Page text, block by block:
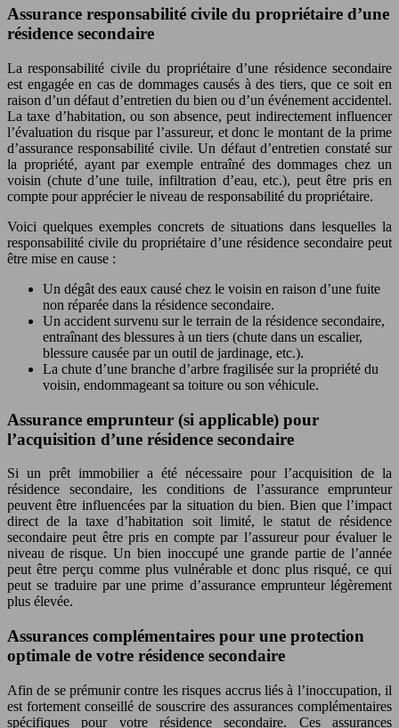
Assurance responsabilité civile du propriétaire d’une
résidence secondaire
La responsabilité civile du propriétaire d’une résidence secondaire
est engagée en cas de dommages causés à des tiers, que ce soit en
raison d’un défaut d’entretien du bien ou d’un événement accidentel.
La taxe d’habitation, ou son absence, peut indirectement influencer
l’évaluation du risque par l’assureur, et donc le montant de la prime
d’assurance responsabilité civile. Un défaut d’entretien constaté sur
la propriété, ayant par exemple entraîné des dommages chez un
voisin (chute d’une tuile, infiltration d’eau, etc.), peut être pris en
compte pour apprécier le niveau de responsabilité du propriétaire.
Voici quelques exemples concrets de situations dans lesquelles la
responsabilité civile du propriétaire d’une résidence secondaire peut
être mise en cause :
Un dégât des eaux causé chez le voisin en raison d’une fuite
non réparée dans la résidence secondaire.
Un accident survenu sur le terrain de la résidence secondaire,
entraînant des blessures à un tiers (chute dans un escalier,
blessure causée par un outil de jardinage, etc.).
La chute d’une branche d’arbre fragilisée sur la propriété du
voisin, endommageant sa toiture ou son véhicule.
Assurance emprunteur (si applicable) pour
l’acquisition d’une résidence secondaire
Si un prêt immobilier a été nécessaire pour l’acquisition de la
résidence secondaire, les conditions de l’assurance emprunteur
peuvent être influencées par la situation du bien. Bien que l’impact
direct de la taxe d’habitation soit limité, le statut de résidence
secondaire peut être pris en compte par l’assureur pour évaluer le
niveau de risque. Un bien inoccupé une grande partie de l’année
peut être perçu comme plus vulnérable et donc plus risqué, ce qui
peut se traduire par une prime d’assurance emprunteur légèrement
plus élevée.
Assurances complémentaires pour une protection
optimale de votre résidence secondaire
Afin de se prémunir contre les risques accrus liés à l’inoccupation, il
est fortement conseillé de souscrire des assurances complémentaires
spécifiques pour votre résidence secondaire. Ces assurances